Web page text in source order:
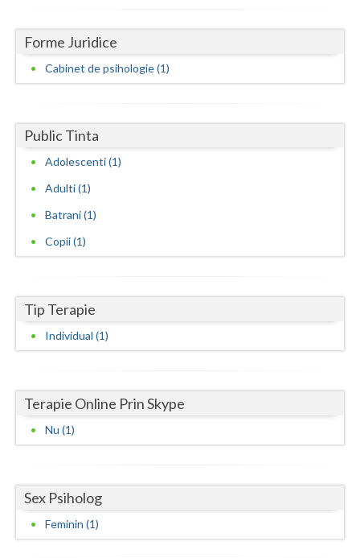
Hunedoara
Ilfov
Maramures
Mehedinti
Mures
Neamt
Prahova
Salaj
Suceava
Timis
Tulcea
Forme Juridice
Cabinet de psihologie (1)
Public Tinta
Adolescenti (1)
Adulti (1)
Batrani (1)
Copii (1)
Tip Terapie
Individual (1)
Terapie Online Prin Skype
Nu (1)
Sex Psiholog
Feminin (1)